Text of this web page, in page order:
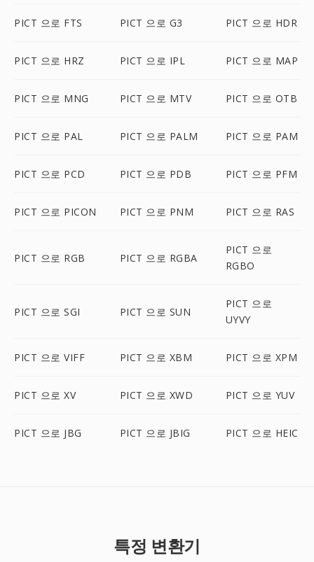
PICT 으로 FTS PICT 으로 G3 PICT 으로 HDR
PICT 으로 HRZ PICT 으로 IPL PICT 으로 MAP
PICT 으로 MNG PICT 으로 MTV PICT 으로 OTB
PICT 으로 PAL PICT 으로 PALM PICT 으로 PAM
PICT 으로 PCD PICT 으로 PDB PICT 으로 PFM
PICT 으로 PICON PICT 으로 PNM PICT 으로 RAS
PICT 으로 RGB PICT 으로 RGBA
PICT 으로
RGBO
PICT 으로 SGI PICT 으로 SUN
PICT 으로
UYVY
PICT 으로 VIFF PICT 으로 XBM PICT 으로 XPM
PICT 으로 XV PICT 으로 XWD PICT 으로 YUV
PICT 으로 JBG PICT 으로 JBIG PICT 으로 HEIC
특정 변환기